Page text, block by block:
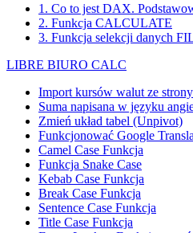
1. Co to jest DAX.
2. Funkcja CALCULATE
3. Funkcja selekcji danych
LIBRE BIURO CALC
Import kursów walut ze
Suma napisana w języku
Zmień układ tabel (Unpivot)
Funkcjonować Google
Camel Case Funkcja
Funkcja Snake Case
Kebab Case Funkcja
Break Case Funkcja
Sentence Case Funkcja
Title Case Funkcja